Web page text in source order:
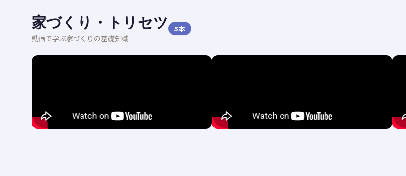
家づくり・トリセツ
動画で学ぶ家づくりの基礎知識
5本